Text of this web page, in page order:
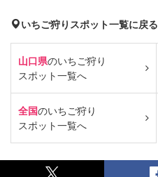
いちご狩りスポット一覧に戻る
山口県のいちご狩り
スポット一覧へ
全国のいちご狩り
スポット一覧へ